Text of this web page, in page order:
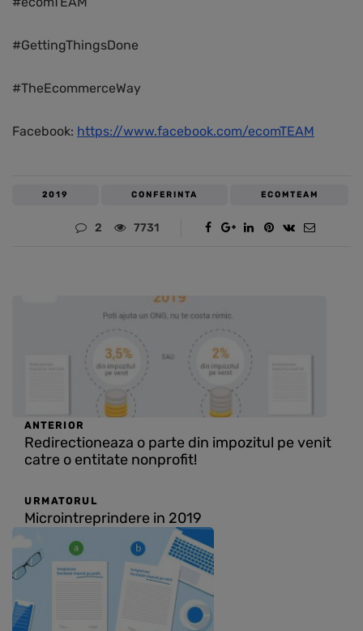
#GettingThingsDone
#TheEcommerceWay
Facebook: https://www.facebook.com/ecomTEAM
2019 CONFERINTA ECOMTEAM
2 7731
ANTERIOR
Redirectioneaza o parte din impozitul pe venit
catre o entitate nonprofit!
URMATORUL
Microintreprindere in 2019